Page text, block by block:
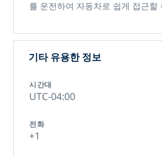
를 운전하여 자동차로 쉽게 접근할
기타 유용한 정보
시간대
UTC-04:00
전화
+1